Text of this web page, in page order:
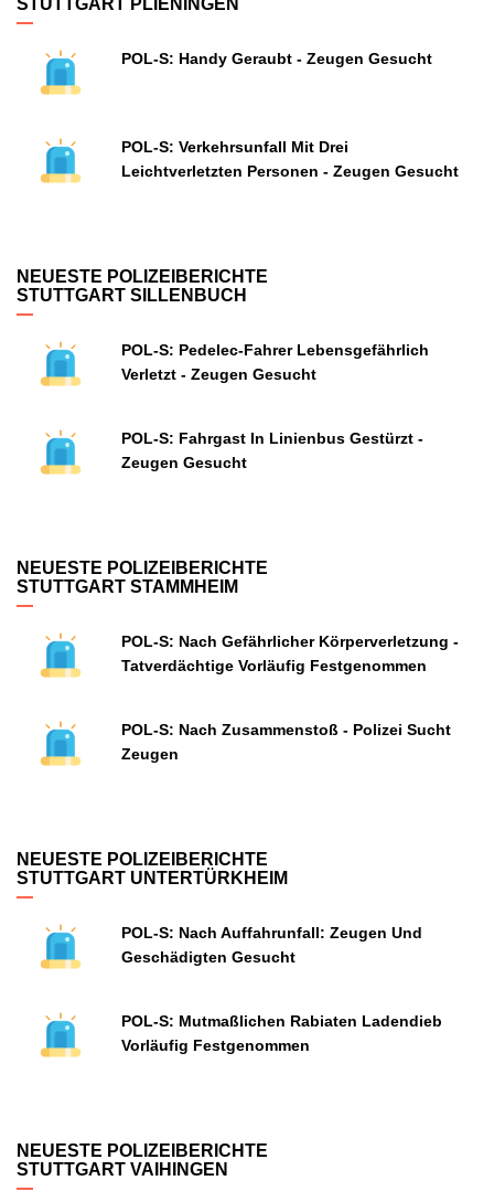
STUTTGART PLIENINGEN
POL-S: Handy Geraubt - Zeugen Gesucht
POL-S: Verkehrsunfall Mit Drei
Leichtverletzten Personen - Zeugen Gesucht
NEUESTE POLIZEIBERICHTE
STUTTGART SILLENBUCH
POL-S: Pedelec-Fahrer Lebensgefährlich
Verletzt - Zeugen Gesucht
POL-S: Fahrgast In Linienbus Gestürzt -
Zeugen Gesucht
NEUESTE POLIZEIBERICHTE
STUTTGART STAMMHEIM
POL-S: Nach Gefährlicher Körperverletzung -
Tatverdächtige Vorläufig Festgenommen
POL-S: Nach Zusammenstoß - Polizei Sucht
Zeugen
NEUESTE POLIZEIBERICHTE
STUTTGART UNTERTÜRKHEIM
POL-S: Nach Auffahrunfall: Zeugen Und
Geschädigten Gesucht
POL-S: Mutmaßlichen Rabiaten Ladendieb
Vorläufig Festgenommen
NEUESTE POLIZEIBERICHTE
STUTTGART VAIHINGEN